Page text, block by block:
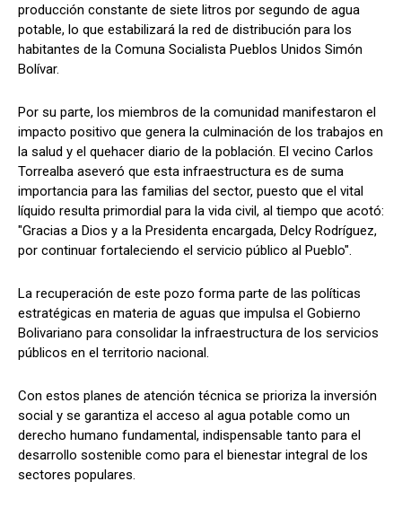
producción constante de siete litros por segundo de agua
potable, lo que estabilizará la red de distribución para los
habitantes de la Comuna Socialista Pueblos Unidos Simón
Bolívar.
Por su parte, los miembros de la comunidad manifestaron el
impacto positivo que genera la culminación de los trabajos en
la salud y el quehacer diario de la población. El vecino Carlos
Torrealba aseveró que esta infraestructura es de suma
importancia para las familias del sector, puesto que el vital
líquido resulta primordial para la vida civil, al tiempo que acotó:
"Gracias a Dios y a la Presidenta encargada, Delcy Rodríguez,
por continuar fortaleciendo el servicio público al Pueblo".
La recuperación de este pozo forma parte de las políticas
estratégicas en materia de aguas que impulsa el Gobierno
Bolivariano para consolidar la infraestructura de los servicios
públicos en el territorio nacional.
Con estos planes de atención técnica se prioriza la inversión
social y se garantiza el acceso al agua potable como un
derecho humano fundamental, indispensable tanto para el
desarrollo sostenible como para el bienestar integral de los
sectores populares.